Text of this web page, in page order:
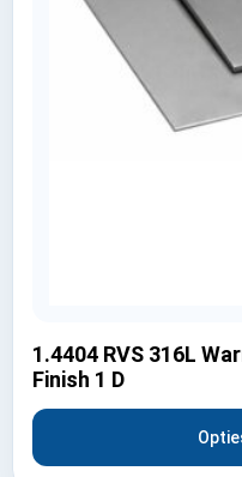
1.4404 RVS 316L
Finish 1 D